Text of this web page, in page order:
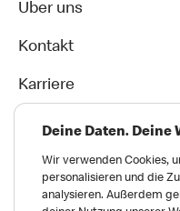
Über uns
Kontakt
Karriere
Deine Daten. Deine
Wir verwenden Cookies,
personalisieren und die
analysieren. Außerdem